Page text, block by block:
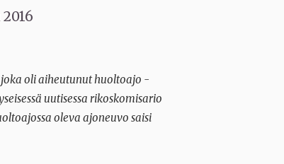
joka oli aiheutunut huoltoajo -
uutisessa rikoskomisario
oleva ajoneuvo saisi